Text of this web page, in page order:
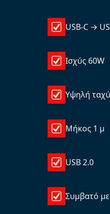
USB-C →
Ισχύς 60W
Υψηλή
Μήκος 1 μ
USB 2.0
Συμβατό